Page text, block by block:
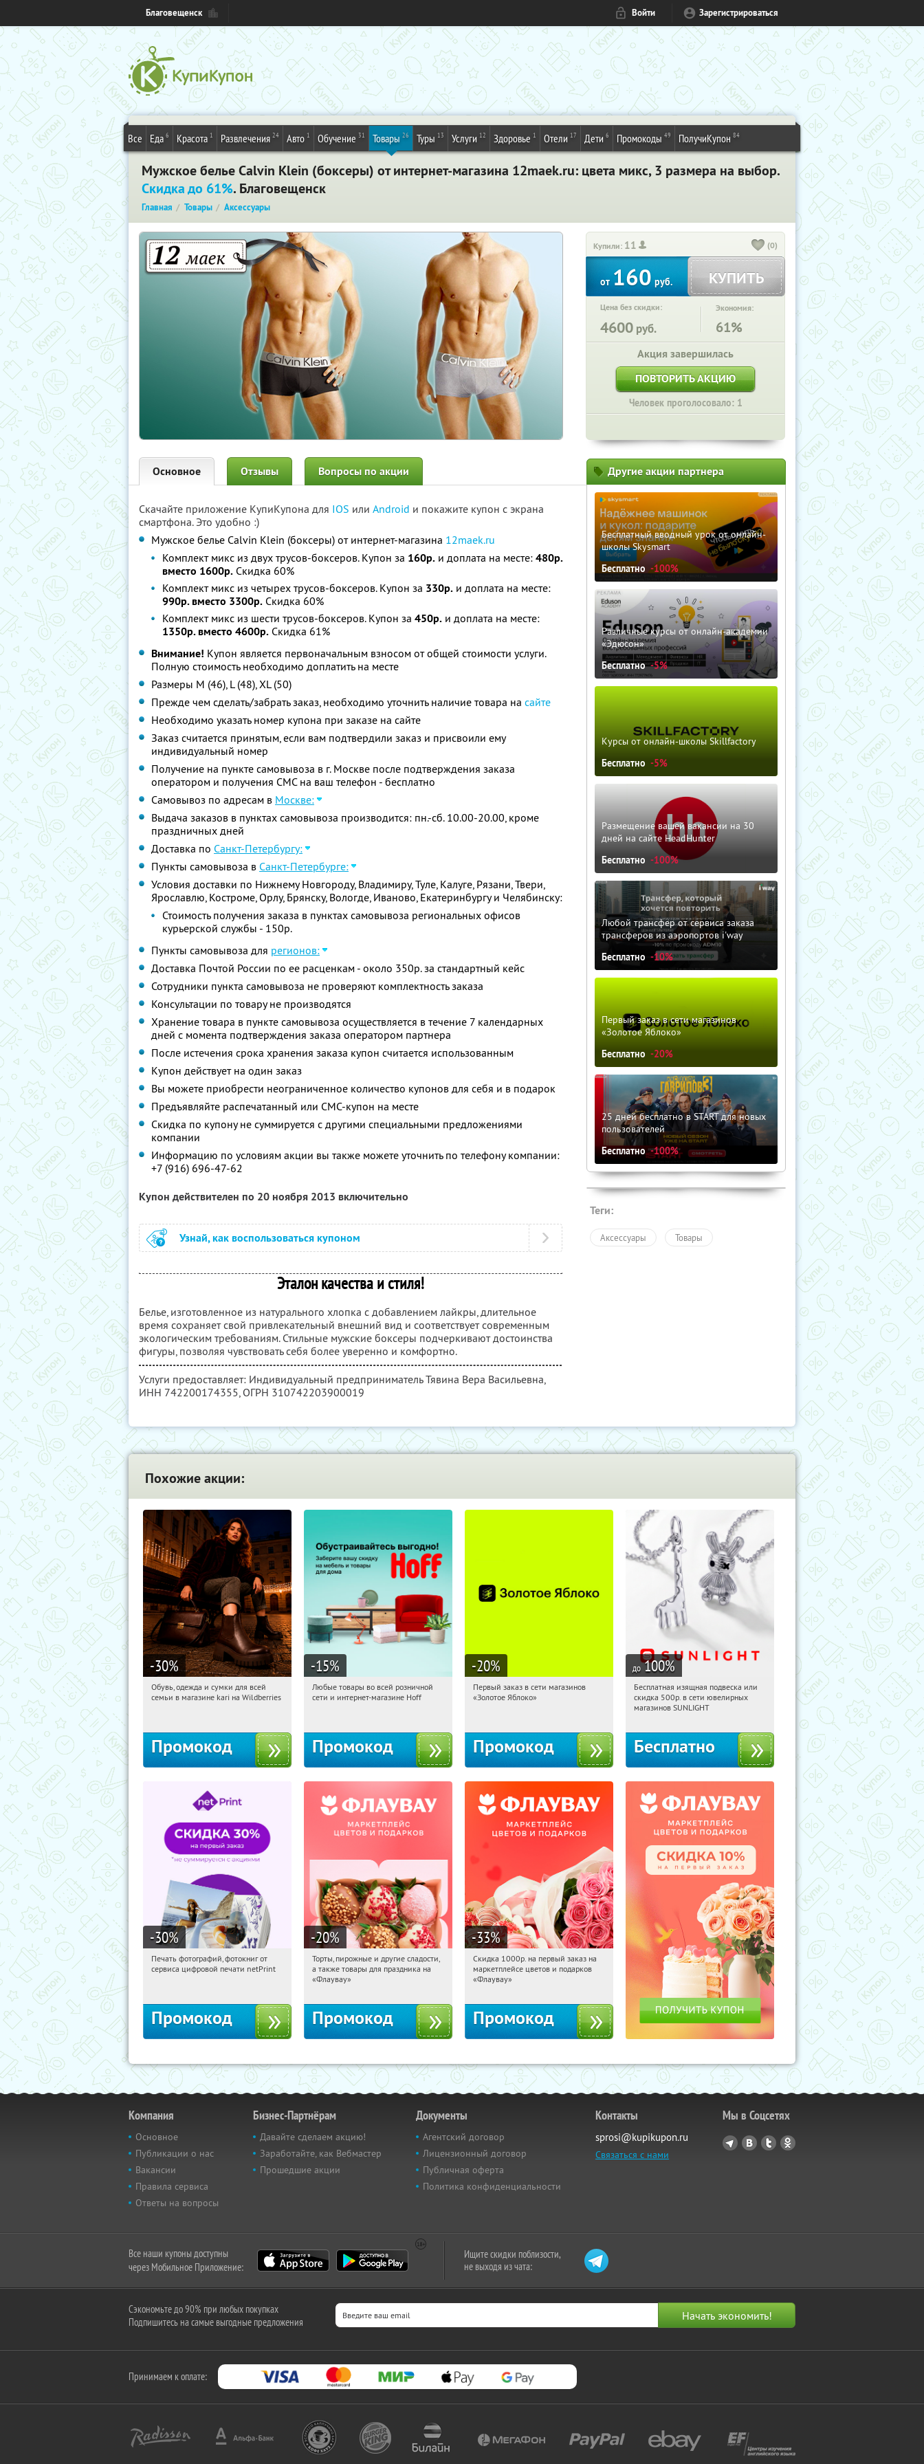
Благовещенск Войти Зарегистрироваться
Все Еда 6 Красота 1 Развлечения 24 Авто 1 Обучение 31 Товары 26 Туры 13 Услуги 12 Здоровье 1 Отели 17 Дети 6 Промокоды 49 ПолучиКупон 84
Мужское белье Calvin Klein (боксеры) от интернет-магазина 12maek.ru: цвета микс, 3 размера на выбор.
Скидка до 61%. Благовещенск
Главная Товары Аксессуары
Купили: 11 (0)
от160руб. КУПИТЬ
Цена без скидки:
4600 руб.
Экономия:
61%
Акция завершилась
ПОВТОРИТЬ АКЦИЮ
Человек проголосовало: 1
Основное Отзывы Вопросы по акции
Скачайте приложение КупиКупона для IOS или Android и покажите купон с экрана
смартфона. Это удобно :)
Мужское белье Calvin Klein (боксеры) от интернет-магазина 12maek.ru
Комплект микс из двух трусов-боксеров. Купон за 160р. и доплата на месте: 480р.
вместо 1600р. Скидка 60%
Комплект микс из четырех трусов-боксеров. Купон за 330р. и доплата на месте:
990р. вместо 3300р. Скидка 60%
Комплект микс из шести трусов-боксеров. Купон за 450р. и доплата на месте:
1350р. вместо 4600р. Скидка 61%
Внимание! Купон является первоначальным взносом от общей стоимости услуги.
Полную стоимость необходимо доплатить на месте
Размеры M (46), L (48), XL (50)
Прежде чем сделать/забрать заказ, необходимо уточнить наличие товара на сайте
Необходимо указать номер купона при заказе на сайте
Заказ считается принятым, если вам подтвердили заказ и присвоили ему
индивидуальный номер
Получение на пункте самовывоза в г. Москве после подтверждения заказа
оператором и получения СМС на ваш телефон - бесплатно
Самовывоз по адресам в Москве:
Выдача заказов в пунктах самовывоза производится: пн.-сб. 10.00-20.00, кроме
праздничных дней
Доставка по Санкт-Петербургу:
Пункты самовывоза в Санкт-Петербурге:
Условия доставки по Нижнему Новгороду, Владимиру, Туле, Калуге, Рязани, Твери,
Ярославлю, Костроме, Орлу, Брянску, Вологде, Иваново, Екатеринбургу и Челябинску:
Стоимость получения заказа в пунктах самовывоза региональных офисов
курьерской службы - 150р.
Пункты самовывоза для регионов:
Доставка Почтой России по ее расценкам - около 350р. за стандартный кейс
Сотрудники пункта самовывоза не проверяют комплектность заказа
Консультации по товару не производятся
Хранение товара в пункте самовывоза осуществляется в течение 7 календарных
дней с момента подтверждения заказа оператором партнера
После истечения срока хранения заказа купон считается использованным
Купон действует на один заказ
Вы можете приобрести неограниченное количество купонов для себя и в подарок
Предъявляйте распечатанный или СМС-купон на месте
Скидка по купону не суммируется с другими специальными предложениями
компании
Информацию по условиям акции вы также можете уточнить по телефону компании:
+7 (916) 696-47-62
Купон действителен по 20 ноября 2013 включительно
Узнай, как воспользоваться купоном
Эталон качества и стиля!
Белье, изготовленное из натурального хлопка с добавлением лайкры, длительное
время сохраняет свой привлекательный внешний вид и соответствует современным
экологическим требованиям. Стильные мужские боксеры подчеркивают достоинства
фигуры, позволяя чувствовать себя более уверенно и комфортно.
Услуги предоставляет: Индивидуальный предприниматель Тявина Вера Васильевна,
ИНН 742200174355, ОГРН 310742203900019
Другие акции партнера
Бесплатный вводный урок от онлайн-
школы Skysmart
Бесплатно -100%
Различные курсы от онлайн-академии
«Эдюсон»
Бесплатно -5%
Курсы от онлайн-школы Skillfactory
Бесплатно -5%
Размещение вашей вакансии на 30
дней на сайте HeadHunter
Бесплатно -100%
Любой трансфер от сервиса заказа
трансферов из аэропортов i'way
Бесплатно -10%
Первый заказ в сети магазинов
«Золотое Яблоко»
Бесплатно -20%
25 дней бесплатно в START для новых
пользователей
Бесплатно -100%
Теги:
Аксессуары Товары
Похожие акции:
-30%
14:01:35 Получили:
Обувь, одежда и сумки для всей
семьи в магазине kari на Wildberries
Промокод
-15%
14:01:35 Получили:
Любые товары во всей розничной
сети и интернет-магазине Hoff
Промокод
-20%
14:01:35
Получи первым!
Первый заказ в сети магазинов
«Золотое Яблоко»
Промокод
до 100%
14:01:35 Получили:
Россия
Бесплатная изящная подвеска или
скидка 500р. в сети ювелирных
магазинов SUNLIGHT
Бесплатно
-30%
14:01:35 Получили:
Печать фотографий, фотокниг от
сервиса цифровой печати netPrint
Промокод
-20%
14:01:35 Получили:
Россия
Торты, пирожные и другие сладости,
а также товары для праздника на
«Флаувау»
Промокод
-33%
14:01:35 Получили:
Россия
Скидка 1000р. на первый заказ на
маркетплейсе цветов и подарков
«Флаувау»
Промокод
Компания
Основное
Публикации о нас
Вакансии
Правила сервиса
Ответы на вопросы
Бизнес-Партнёрам
Давайте сделаем акцию!
Заработайте, как Вебмастер
Прошедшие акции
Документы
Агентский договор
Лицензионный договор
Публичная оферта
Политика конфиденциальности
Контакты
sprosi@kupikupon.ru
Связаться с нами
Мы в Соцсетях
Все наши купоны доступны
через Мобильное Приложение:
Ищите скидки поблизости,
не выходя из чата:
Сэкономьте до 90% при любых покупках
Подпишитесь на самые выгодные предложения
Принимаем к оплате: